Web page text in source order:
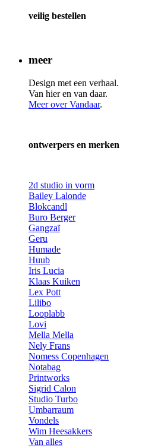
veilig bestellen
meer
Design met een verhaal.
Van hier en van daar.
Meer over Vandaar.
ontwerpers en merken
2d studio in vorm
Bailey Lalonde
Blokcandl
Buro Berger
Gangzaï
Geru
Humade
Huub
Iris Lucia
Klaas Kuiken
Lex Pott
Lilibo
Looplabb
Lovi
Mella Mella
Nely Frans
Nomess Copenhagen
Notabag
Printworks
Sigrid Calon
Studio Turbo
Umbarraum
Vondels
Wim Heesakkers
Van alles